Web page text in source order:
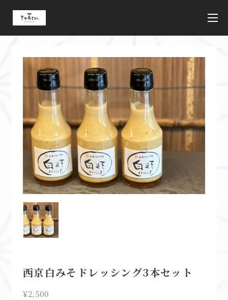
西京白みそドレッシング3本セット
¥2,500